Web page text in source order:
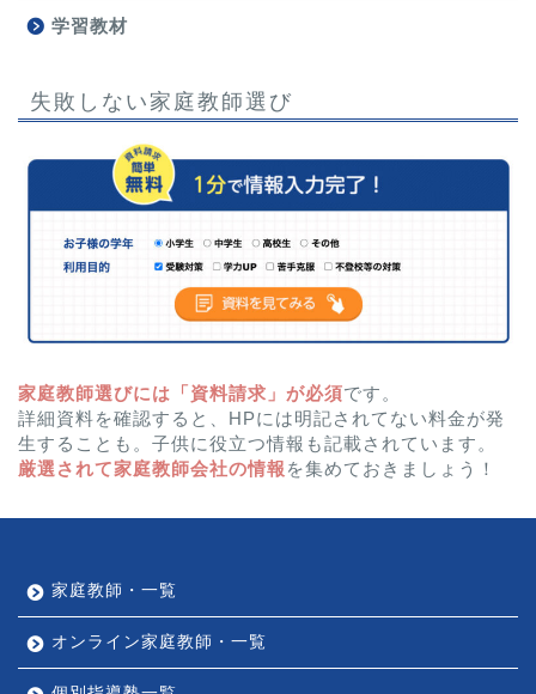
学習教材
失敗しない家庭教師選び
家庭教師選びには「資料請求」が必須です。
詳細資料を確認すると、HPには明記されてない料金が発
生することも。子供に役立つ情報も記載されています。
厳選されて家庭教師会社の情報 を集めておきましょう！
家庭教師・一覧
オンライン家庭教師・一覧